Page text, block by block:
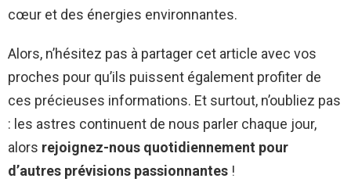
cœur et des énergies environnantes.
Alors, n’hésitez pas à partager cet article avec vos
proches pour qu’ils puissent également profiter de
ces précieuses informations. Et surtout, n’oubliez pas
: les astres continuent de nous parler chaque jour,
alors rejoignez-nous quotidiennement pour
d’autres prévisions passionnantes !